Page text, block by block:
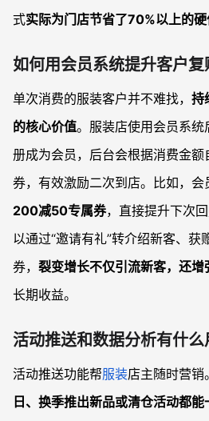
式实际为门店节省了70%以上的
如何用会员系统提升客户复
单次消费的服装客户并不难找， 持
的核心价值。服装店使用会员系
册成为会员，后台会根据消费金
券，有效激励二次到店。比如，
200减50专属券，直接提升下次
以通过“邀请有礼”转介绍新客、获
券， 裂变增长不仅引流新客，还增
长期收益。
活动推送和数据分析有什么
活动推送功能帮服装店主随时营销
日、换季推出新品或清仓活动都